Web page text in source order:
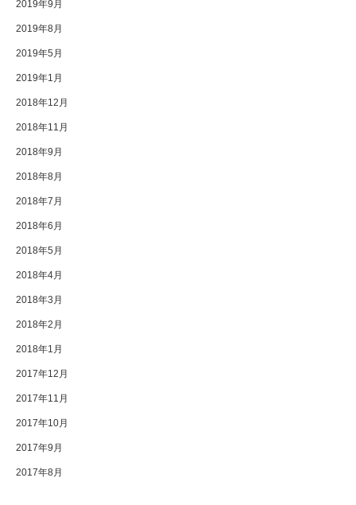
2019年9月
2019年8月
2019年5月
2019年1月
2018年12月
2018年11月
2018年9月
2018年8月
2018年7月
2018年6月
2018年5月
2018年4月
2018年3月
2018年2月
2018年1月
2017年12月
2017年11月
2017年10月
2017年9月
2017年8月